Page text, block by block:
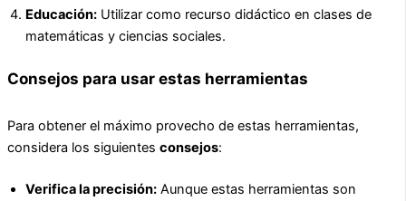
Educación: Utilizar como recurso didáctico en clases de
matemáticas y ciencias sociales.
Consejos para usar estas herramientas
Para obtener el máximo provecho de estas herramientas,
considera los siguientes consejos:
Verifica la precisión: Aunque estas herramientas son